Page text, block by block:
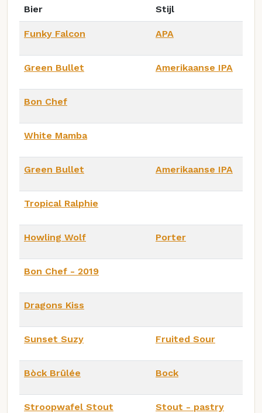
Bier Stijl
Funky Falcon APA
Green Bullet Amerikaanse IPA
Bon Chef
White Mamba
Green Bullet Amerikaanse IPA
Tropical Ralphie
Howling Wolf Porter
Bon Chef - 2019
Dragons Kiss
Sunset Suzy Fruited Sour
Bòck Brûlée Bock
Stroopwafel Stout Stout - pastry